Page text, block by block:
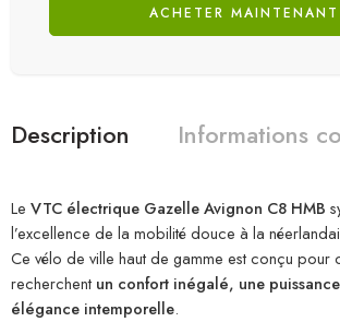
ACHETER MAINTENANT
Description Informations
Le VTC électrique Gazelle Avignon C8 HMB
l’excellence de la mobilité douce à la
Ce vélo de ville haut de gamme est conçu pour
recherchent un confort inégalé, une
élégance intemporelle.